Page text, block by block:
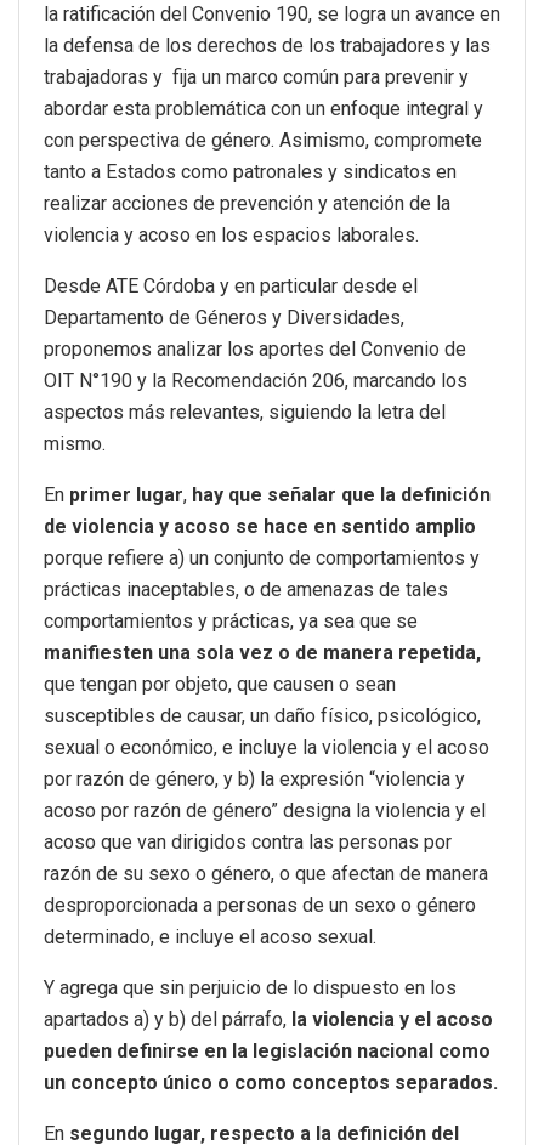
la ratificación del Convenio 190, se logra un avance en
la defensa de los derechos de los trabajadores y las
trabajadoras y fija un marco común para prevenir y
abordar esta problemática con un enfoque integral y
con perspectiva de género. Asimismo, compromete
tanto a Estados como patronales y sindicatos en
realizar acciones de prevención y atención de la
violencia y acoso en los espacios laborales.
Desde ATE Córdoba y en particular desde el
Departamento de Géneros y Diversidades,
proponemos analizar los aportes del Convenio de
OIT N°190 y la Recomendación 206, marcando los
aspectos más relevantes, siguiendo la letra del
mismo.
En primer lugar, hay que señalar que la definición
de violencia y acoso se hace en sentido amplio
porque refiere a) un conjunto de comportamientos y
prácticas inaceptables, o de amenazas de tales
comportamientos y prácticas, ya sea que se
manifiesten una sola vez o de manera repetida,
que tengan por objeto, que causen o sean
susceptibles de causar, un daño físico, psicológico,
sexual o económico, e incluye la violencia y el acoso
por razón de género, y b) la expresión “violencia y
acoso por razón de género” designa la violencia y el
acoso que van dirigidos contra las personas por
razón de su sexo o género, o que afectan de manera
desproporcionada a personas de un sexo o género
determinado, e incluye el acoso sexual.
Y agrega que sin perjuicio de lo dispuesto en los
apartados a) y b) del párrafo, la violencia y el acoso
pueden definirse en la legislación nacional como
un concepto único o como conceptos separados.
En segundo lugar, respecto a la definición del